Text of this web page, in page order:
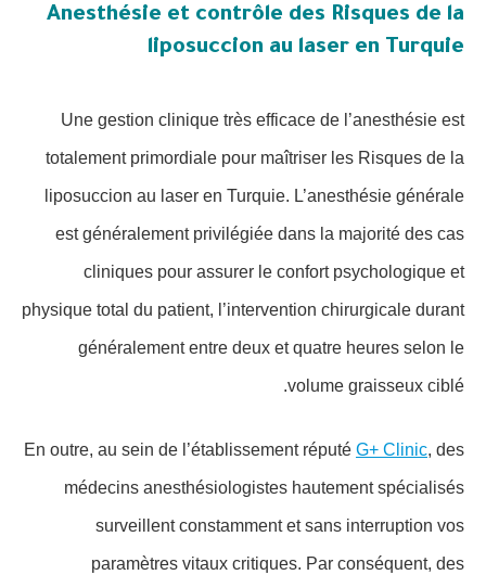
Anesthésie et contrôle des Risques de la
liposuccion au laser en Turquie
Une gestion clinique très efficace de l’anesthésie est
totalement primordiale pour maîtriser les Risques de la
liposuccion au laser en Turquie. L’anesthésie générale
est généralement privilégiée dans la majorité des cas
cliniques pour assurer le confort psychologique et
physique total du patient, l’intervention chirurgicale durant
généralement entre deux et quatre heures selon le
volume graisseux ciblé.
En outre, au sein de l’établissement réputé G+ Clinic, des
médecins anesthésiologistes hautement spécialisés
surveillent constamment et sans interruption vos
paramètres vitaux critiques. Par conséquent, des